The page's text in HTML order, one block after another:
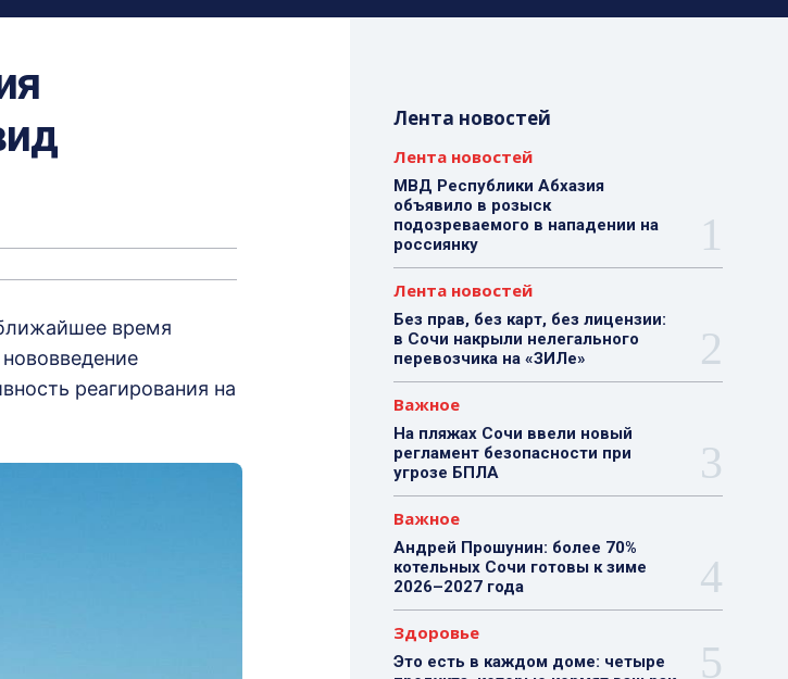
время
реагирования на
Лента новостей
Лента новостей
МВД Республики Абхазия
объявило в розыск
подозреваемого в нападении на
россиянку
Лента новостей
Без прав, без карт, без лицензии:
в Сочи накрыли нелегального
перевозчика на «ЗИЛе»
Важное
На пляжах Сочи ввели новый
регламент безопасности при
угрозе БПЛА
Важное
Андрей Прошунин: более 70%
котельных Сочи готовы к зиме
2026–2027 года
Здоровье
Это есть в каждом доме: четыре